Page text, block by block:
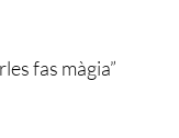
fas màgia”